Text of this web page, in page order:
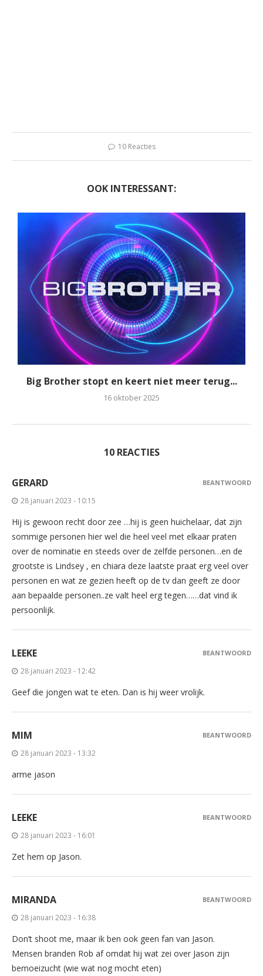
10 Reacties
OOK INTERESSANT:
Big Brother stopt en keert niet meer terug...
16 oktober 2025
10 REACTIES
GERARD
28 januari 2023 - 10:15
Hij is gewoon recht door zee …hij is geen huichelaar, dat zijn
sommige personen hier wel die heel veel met elkaar praten
over de nominatie en steeds over de zelfde personen…en de
grootste is Lindsey , en chiara deze laatste praat erg veel over
personen en wat ze gezien heeft op de tv dan geeft ze door
aan bepaalde personen..ze valt heel erg tegen……dat vind ik
persoonlijk.
BEANTWOORD
LEEKE
28 januari 2023 - 12:42
Geef die jongen wat te eten. Dan is hij weer vrolijk.
BEANTWOORD
MIM
28 januari 2023 - 13:32
arme jason
BEANTWOORD
LEEKE
28 januari 2023 - 16:01
Zet hem op Jason.
BEANTWOORD
MIRANDA
28 januari 2023 - 16:38
Don’t shoot me, maar ik ben ook geen fan van Jason.
Mensen branden Rob af omdat hij wat zei over Jason zijn
bemoeizucht (wie wat nog mocht eten)
BEANTWOORD